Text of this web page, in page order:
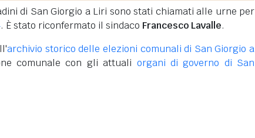
di San Giorgio a Liri sono stati chiamati alle urne per
. È stato riconfermato il sindaco Francesco Lavalle.
archivio storico delle elezioni comunali di San Giorgio a
comunale con gli attuali organi di governo di San